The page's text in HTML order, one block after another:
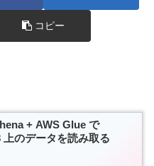
コピー
+ AWS Glue で
のデータを読み取る